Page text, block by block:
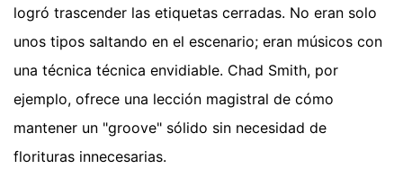
logró trascender las etiquetas cerradas. No eran solo
unos tipos saltando en el escenario; eran músicos con
una técnica técnica envidiable. Chad Smith, por
ejemplo, ofrece una lección magistral de cómo
mantener un "groove" sólido sin necesidad de
florituras innecesarias.